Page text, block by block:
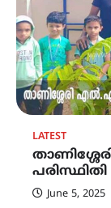
LATEST
June 5, 2025